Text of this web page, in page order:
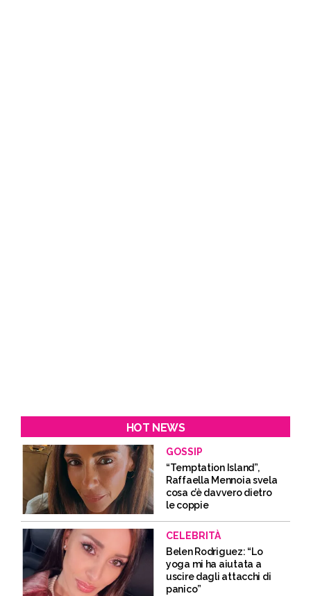
HOT NEWS
GOSSIP
“Temptation Island”,
Raffaella Mennoia svela
cosa c’è davvero dietro
le coppie
CELEBRITÀ
Belen Rodriguez: “Lo
yoga mi ha aiutata a
uscire dagli attacchi di
panico”